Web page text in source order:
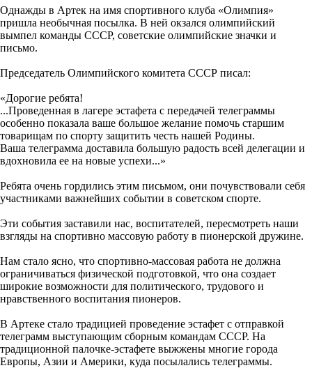
Однажды в Артек на имя спортивного клуба «Олимпия»
пришла необычная посылка. В ней окзался олимпийский
вымпел команды СССР, советские олимпийские значки и
письмо.
Председатель Олимпийского комитета СССР писал:
«Дорогие ребята!
...Проведенная в лагере эстафета с передачей телеграммы
особенно показала ваше большое желание помочь старшим
товарищам по спорту защитить честь нашей Родины.
Ваша телеграмма доставила большую радость всей делегации и
вдохновила ее на новые успехи...»
Ребята очень гордились этим письмом, они почувствовали себя
участниками важнейших событии в советском спорте.
Эти события заставили нас, воспитателей, пересмотреть наши
взгляды на спортивно массовую работу в пионерской дружине.
Нам стало ясно, что спортивно-массовая работа не должна
ограничиваться физической подготовкой, что она создает
широкие возможности для политического, трудового и
нравственного воспитания пионеров.
В Артеке стало традицией проведение эстафет с отправкой
телеграмм выступающим сборным командам СССР. На
традиционной палочке-эстафете выжжены многие города
Европы, Азии и Америки, куда посылались телеграммы.